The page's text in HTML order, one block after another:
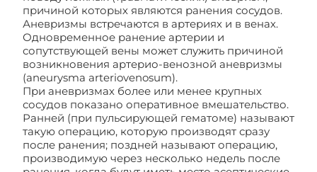
причиной которых являются ранения сосудов.
Аневризмы встречаются в артериях и в венах.
Одновременное ранение артерии и
сопутствующей вены может служить причиной
возникновения артерио-венозной аневризмы
(aneurysma arteriovenosum).
При аневризмах более или менее крупных
сосудов показано оперативное вмешательство.
Ранней (при пульсирующей гематоме) называют
такую операцию, которую производят сразу
после ранения; поздней называют операцию,
производимую через несколько недель после